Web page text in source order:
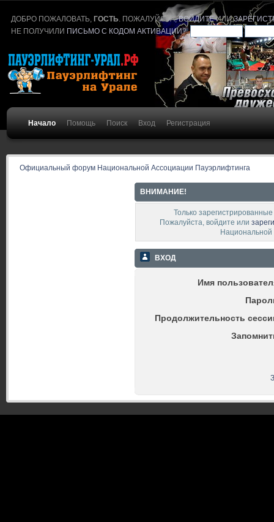
ДОБРО ПОЖАЛОВАТЬ,ГОСТЬ . ПОЖАЛУЙСТА,ВОЙДИТЕИЛИ
НЕ ПОЛУЧИЛИ ПИСЬМО С КОДОМ АКТИВАЦИИ?
Начало Помощь Поиск Вход Регистрация
Официальный форум Национальной Ассоциации Пауэрлифтинга
ВНИМАНИЕ!
Только
Пожалуйста, войдите или
Национальной
ВХОД
Имя
Продолжительность